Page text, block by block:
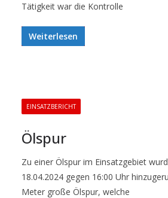
Tätigkeit war die Kontrolle
Weiterlesen
EINSATZBERICHT
Ölspur
Zu einer Ölspur im Einsatzgebiet
18.04.2024 gegen 16:00 Uhr
Meter große Ölspur, welche